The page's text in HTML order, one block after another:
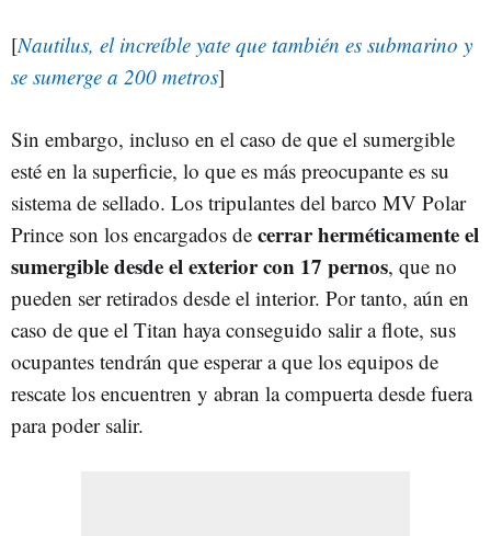
[Nautilus, el increíble yate que también es submarino y
se sumerge a 200 metros]
Sin embargo, incluso en el caso de que el sumergible
esté en la superficie, lo que es más preocupante es su
sistema de sellado. Los tripulantes del barco MV Polar
Prince son los encargados de cerrar herméticamente el
sumergible desde el exterior con 17 pernos, que no
pueden ser retirados desde el interior. Por tanto, aún en
caso de que el Titan haya conseguido salir a flote, sus
ocupantes tendrán que esperar a que los equipos de
rescate los encuentren y abran la compuerta desde fuera
para poder salir.